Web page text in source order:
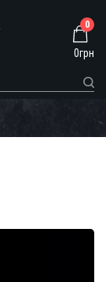
0
0грн